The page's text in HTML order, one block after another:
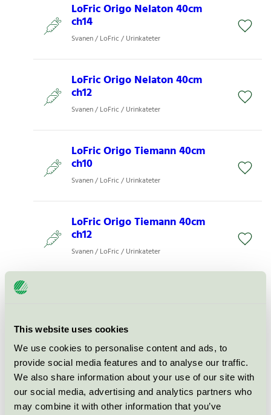
This website uses cookies
We use cookies to personalise content and ads, to
provide social media features and to analyse our traffic.
We also share information about your use of our site with
our social media, advertising and analytics partners who
may combine it with other information that you’ve
LoFric Origo Nelaton 40cm
ch14
Svanen / LoFric / Urinkateter
LoFric Origo Nelaton 40cm
ch12
Svanen / LoFric / Urinkateter
LoFric Origo Tiemann 40cm
ch10
Svanen / LoFric / Urinkateter
LoFric Origo Tiemann 40cm
ch12
Svanen / LoFric / Urinkateter
Svanen / LoFric / Urinkateter
LoFric Origo Nelaton 30cm
ch08
Svanen / LoFric / Urinkateter